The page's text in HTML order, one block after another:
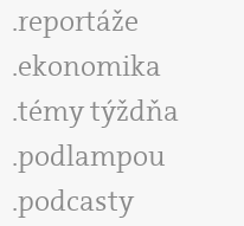
reportáže
ekonomika
témy týždňa
podlampou
podcasty